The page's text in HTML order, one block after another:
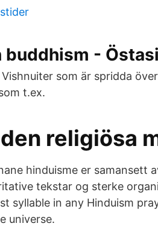
buddhism -
som är spridda
t.ex.
religiösa
hinduisme er samansett
tekstar og sterke
syllable in any Hinduism
universe.